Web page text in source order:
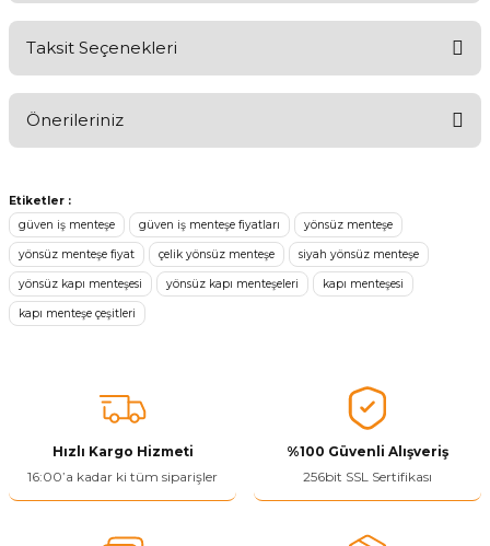
Taksit Seçenekleri
Önerileriniz
konularda yetersiz gördüğünüz noktaları öneri formunu kullanarak
tarafımıza iletebilirsiniz.
Görüş ve önerileriniz için teşekkür ederiz.
Ürün resmi kalitesiz, bozuk veya görüntülenemiyor.
Ürün açıklamasında eksik bilgiler bulunuyor.
Bu ürüne benzer farklı alternatifler olmalı.
Etiketler :
güven iş menteşe
güven iş menteşe fiyatları yönsüz menteşe
yönsüz menteşe fiyat çelik yönsüz menteşe siyah yönsüz menteşe
yönsüz kapı menteşesi yönsüz kapı menteşeleri kapı menteşesi
kapı menteşe çeşitleri
Hızlı Kargo Hizmeti
16:00’a kadar ki tüm siparişler
%100 Güvenli Alışveriş
256bit SSL Sertifikası